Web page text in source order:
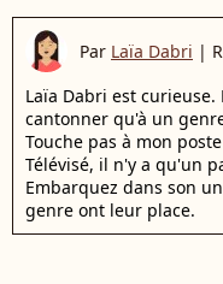
Par Laïa Dabri |
Laïa Dabri est
cantonner qu'à un
Touche pas à mon
Télévisé, il n'y a qu'un
Embarquez dans son
genre ont leur place.